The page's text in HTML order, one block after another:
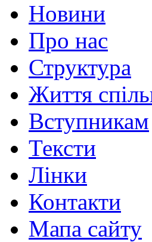
Новини
Про нас
Структура
Життя
Вступникам
Тексти
Лінки
Контакти
Мапа сайту